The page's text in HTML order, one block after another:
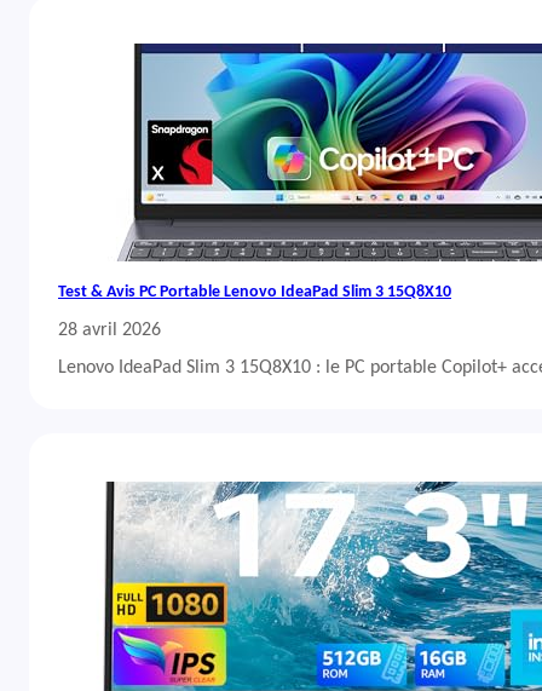
Test & Avis PC Portable Lenovo IdeaPad Slim 3 15Q8X10
28 avril 2026
Lenovo IdeaPad Slim 3 15Q8X10 : le PC portable Copilot+